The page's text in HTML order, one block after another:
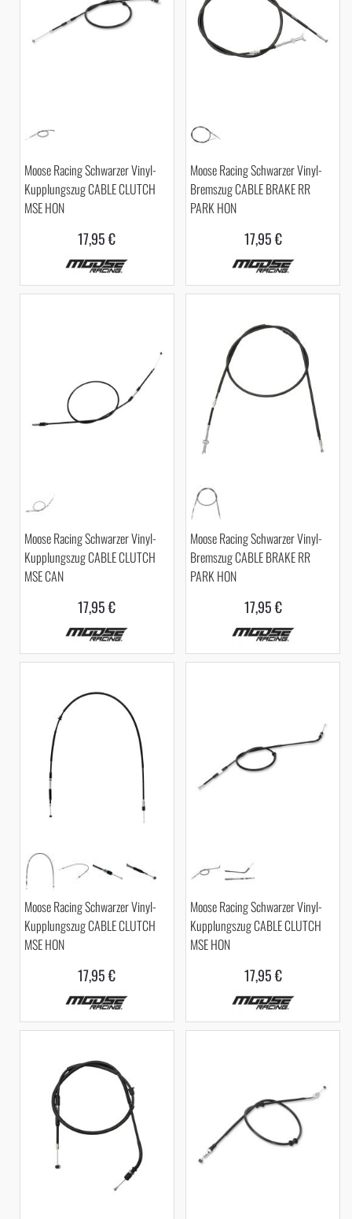
Moose Racing Schwarzer Vinyl-
Kupplungszug CABLE CLUTCH
MSE HON
17,95 €
Moose Racing Schwarzer Vinyl-
Bremszug CABLE BRAKE RR
PARK HON
17,95 €
Moose Racing Schwarzer Vinyl-
Kupplungszug CABLE CLUTCH
MSE CAN
17,95 €
Moose Racing Schwarzer Vinyl-
Bremszug CABLE BRAKE RR
PARK HON
17,95 €
Moose Racing Schwarzer Vinyl-
Kupplungszug CABLE CLUTCH
MSE HON
17,95 €
Moose Racing Schwarzer Vinyl-
Kupplungszug CABLE CLUTCH
MSE HON
17,95 €